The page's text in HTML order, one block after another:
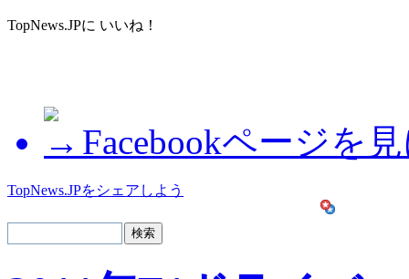
TopNews.JPに いいね！
Facebookページを
TopNews.JPをシェアしよう